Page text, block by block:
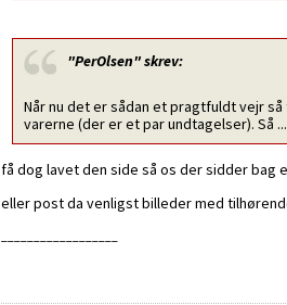
"PerOlsen"skrev:
Når nu det er sådan et pragtfuldt vejr
varerne (der er et par undtagelser). Så
få dog lavet den side så os der sidder bag
eller post da venligst billeder med